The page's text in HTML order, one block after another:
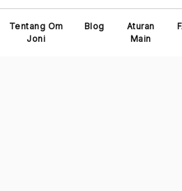
Tentang Om
Joni
Blog
Aturan
Main